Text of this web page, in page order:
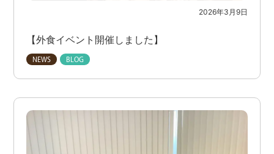
2026年3月9日
【外食イベント開催しました】